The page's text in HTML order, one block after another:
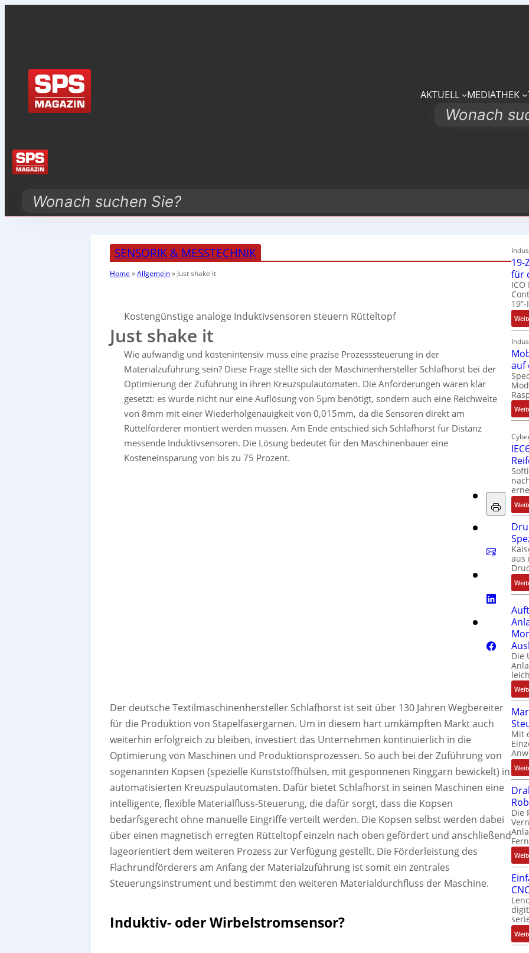
AKTUELL MEDIATHEK
Search
Search
SENSORIK & MESSTECHNIK
Home »Allgemein» Just shake it
Kostengünstige analoge Induktivsensoren steuern Rütteltopf
Just shake it
Wie aufwändig und kostenintensiv muss eine präzise Prozesssteuerung in der
Materialzuführung sein? Diese Frage stellte sich der Maschinenhersteller Schlafhorst bei der
Optimierung der Zuführung in ihren Kreuzspulautomaten. Die Anforderungen waren klar
gesetzt: es wurde nicht nur eine Auflösung von 5µm benötigt, sondern auch eine Reichweite
von 8mm mit einer Wiederholgenauigkeit von 0,015mm, da die Sensoren direkt am
Rüttelförderer montiert werden müssen. Am Ende entschied sich Schlafhorst für Distanz
messende Induktivsensoren. Die Lösung bedeutet für den Maschinenbauer eine
Kosteneinsparung von bis zu 75 Prozent.
Der deutsche Textilmaschinenhersteller Schlafhorst ist seit über 130 Jahren Wegbereiter
für die Produktion von Stapelfasergarnen. Um in diesem hart umkämpften Markt auch
weiterhin erfolgreich zu bleiben, investiert das Unternehmen kontinuierlich in die
Optimierung von Maschinen und Produktionsprozessen. So auch bei der Zuführung von
sogenannten Kopsen (spezielle Kunststoffhülsen, mit gesponnenen Ringgarn bewickelt) in
automatisierten Kreuzspulautomaten. Dafür bietet Schlafhorst in seinen Maschinen eine
intelligente, flexible Materialfluss-Steuerung, die dafür sorgt, dass die Kopsen
bedarfsgerecht ohne manuelle Eingriffe verteilt werden. Die Kopsen selbst werden dabei
über einen magnetisch erregten Rütteltopf einzeln nach oben gefördert und anschließend
lageorientiert dem weiteren Prozess zur Verfügung gestellt. Die Förderleistung des
Flachrundförderers am Anfang der Materialzuführung ist somit ein zentrales
Steuerungsinstrument und bestimmt den weiteren Materialdurchfluss der Maschine.
Induktiv- oder Wirbelstromsensor?
19-
für
auf
aus
Die
Mit
Die